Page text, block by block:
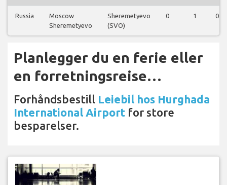
Russia
Moscow
Sheremetyevo
Sheremetyevo
(SVO)
0 1 0
Planlegger du en ferie eller
en forretningsreise…
Forhåndsbestill Leiebil hos Hurghada
International Airport for store
besparelser.